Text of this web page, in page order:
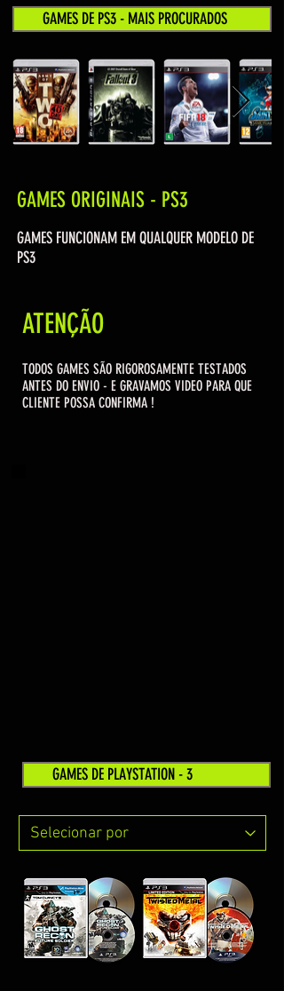
GAMES DE PS3 - MAIS PROCURADOS
GAMES ORIGINAIS - PS3
GAMES FUNCIONAM EM QUALQUER MODELO DE
PS3
ATENÇÃO
TODOS GAMES SÃO RIGOROSAMENTE TESTADOS
ANTES DO ENVIO - E GRAVAMOS VIDEO PARA QUE
CLIENTE POSSA CONFIRMA !
GAMES DE PLAYSTATION - 3